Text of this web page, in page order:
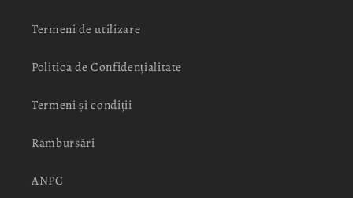
Termeni de utilizare
Politica de Confidențialitate
Termeni și condiții
Rambursări
ANPC